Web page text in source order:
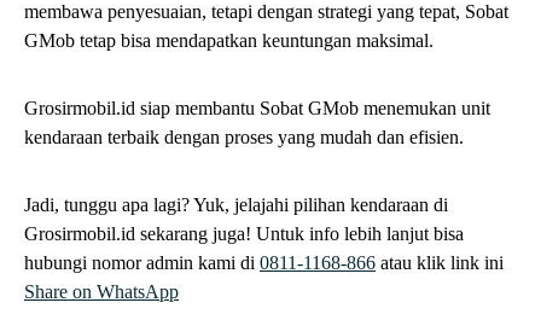
membawa penyesuaian, tetapi dengan strategi yang tepat, Sobat
GMob tetap bisa mendapatkan keuntungan maksimal.
Grosirmobil.id siap membantu Sobat GMob menemukan unit
kendaraan terbaik dengan proses yang mudah dan efisien.
Jadi, tunggu apa lagi? Yuk, jelajahi pilihan kendaraan di
Grosirmobil.id sekarang juga! Untuk info lebih lanjut bisa
hubungi nomor admin kami di 0811-1168-866 atau klik link ini
Share on WhatsApp